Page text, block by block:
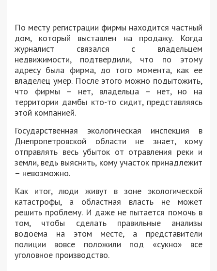
По месту регистрации фирмы находится частный
дом, который выставлен на продажу. Когда
журналист связался с владельцем
недвижимости, подтвердили, что по этому
адресу была фирма, до того момента, как ее
владелец умер. После этого можно подытожить,
что фирмы – нет, владельца – нет, но на
территории дамбы кто-то сидит, представляясь
этой компанией.
Государственная экологическая инспекция в
Днепропетровской области не знает, кому
отправлять весь убыток от отравления реки и
земли, ведь выяснить, кому участок принадлежит
– невозможно.
Как итог, люди живут в зоне экологической
катастрофы, а областная власть не может
решить проблему. И даже не пытается помочь в
том, чтобы сделать правильные анализы
водоема на этом месте, а представители
полиции вовсе положили под «сукно» все
уголовное производство.